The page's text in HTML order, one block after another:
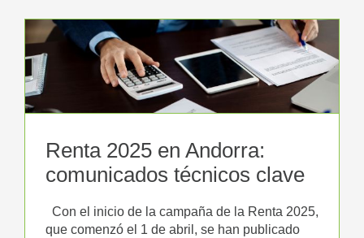
Renta 2025 en Andorra:
comunicados técnicos clave
Con el inicio de la campaña de la Renta 2025,
que comenzó el 1 de abril, se han publicado